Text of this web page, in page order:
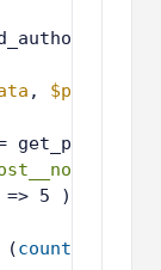
, $post
get_posts(
=> 5 ) );
(count